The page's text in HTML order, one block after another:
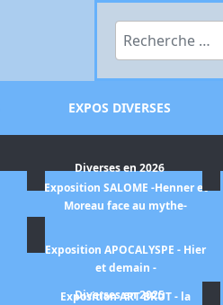
Rechercher
Exposition SALOME -Henner et
Moreau face au mythe-
Exposition APOCALYSPE - Hier
et demain -
Exposition ART BRUT - la
EXPOS DIVERSES
Diverses en 2026
Diverses en 2025